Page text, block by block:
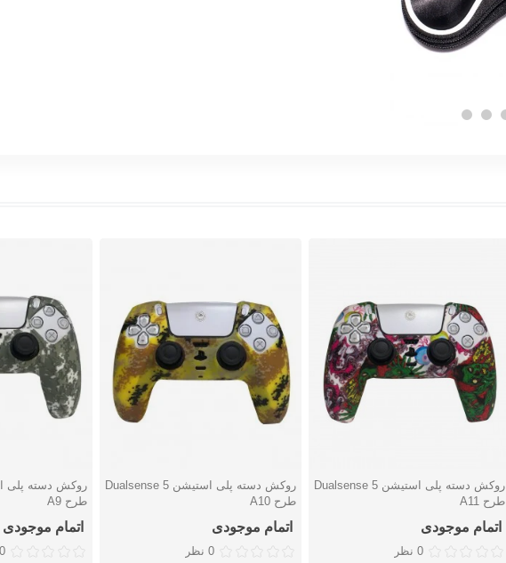
دوست داشتن
روکش دسته پلی استیشن 5 Dualsense
طرح A11
اتمام موجودی
0 نظر
دوست داشتن
روکش دسته پلی استیشن 5 Dualsense
طرح A10
اتمام موجودی
0 نظر
دوست
طرح A9
اتمام موجودی
0 نظر